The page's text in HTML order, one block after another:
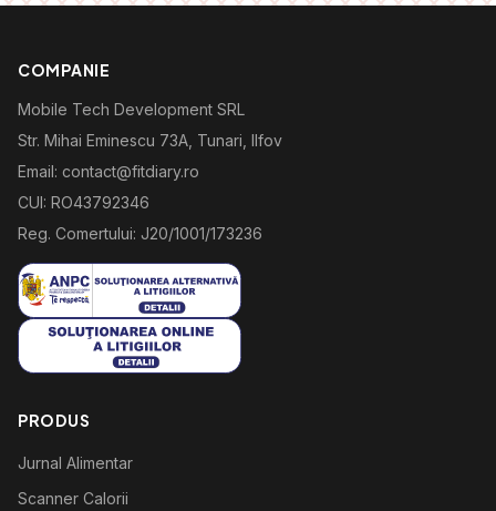
COMPANIE
Mobile Tech Development SRL
Str. Mihai Eminescu 73A, Tunari, Ilfov
Email: contact@fitdiary.ro
CUI: RO43792346
Reg. Comertului: J20/1001/173236
PRODUS
Jurnal Alimentar
Scanner Calorii